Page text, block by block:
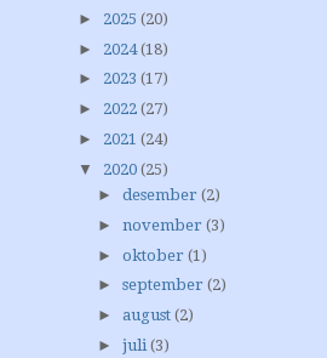
► 2025 (20)
► 2024(18)
► 2023 (17)
► 2022 (27)
► 2021 (24)
▼ 2020 (25)
► desember (2)
► november (3)
► oktober (1)
► september (2)
► august (2)
► juli (3)